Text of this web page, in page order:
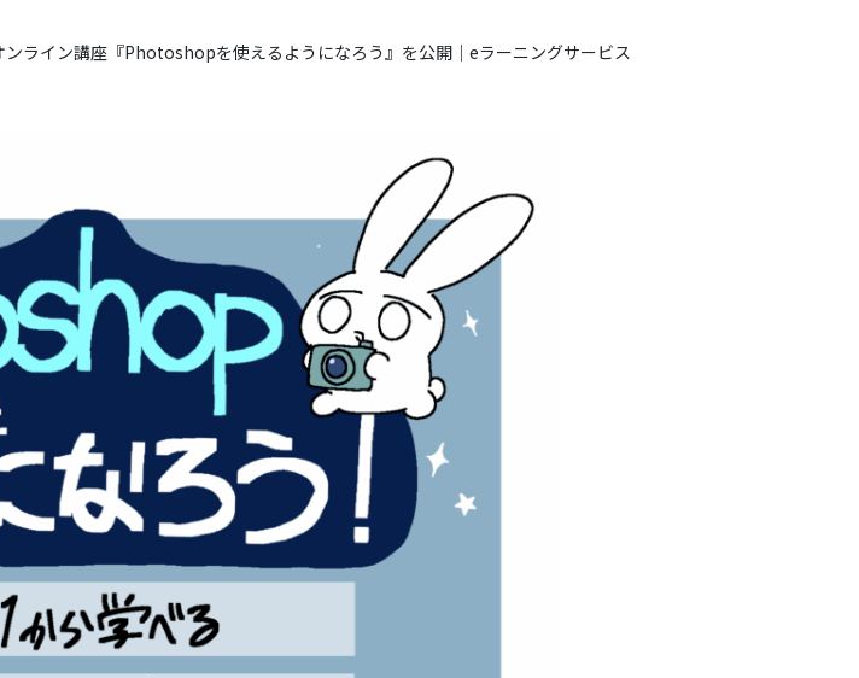
ライン講座『Photoshopを使えるようになろう』を公開｜eラーニングサービス